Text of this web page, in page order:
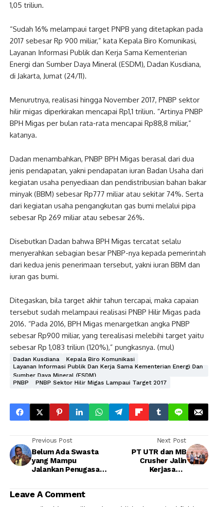
1,05 triliun.
“Sudah 16% melampaui target PNPB yang ditetapkan pada
2017 sebesar Rp 900 miliar,” kata Kepala Biro Komunikasi,
Layanan Informasi Publik dan Kerja Sama Kementerian
Energi dan Sumber Daya Mineral (ESDM), Dadan Kusdiana,
di Jakarta, Jumat (24/11).
Menurutnya, realisasi hingga November 2017, PNBP sektor
hilir migas diperkirakan mencapai Rp1,1 triliun. “Artinya PNBP
BPH Migas per bulan rata-rata mencapai Rp88,8 miliar,”
katanya.
Dadan menambahkan, PNBP BPH Migas berasal dari dua
jenis pendapatan, yakni pendapatan iuran Badan Usaha dari
kegiatan usaha penyediaan dan pendistribusian bahan bakar
minyak (BBM) sebesar Rp777 miliar atau sekitar 74%. Serta
dari kegiatan usaha pengangkutan gas bumi melalui pipa
sebesar Rp 269 miliar atau sebesar 26%.
Disebutkan Dadan bahwa BPH Migas tercatat selalu
menyerahkan sebagian besar PNBP-nya kepada pemerintah
dari kedua jenis penerimaan tersebut, yakni iuran BBM dan
iuran gas bumi.
Ditegaskan, bila target akhir tahun tercapai, maka capaian
tersebut sudah melampaui realisasi PNBP Hilir Migas pada
2016. “Pada 2016, BPH Migas menargetkan angka PNBP
sebesar Rp900 miliar, yang terealisasi melebihi target yaitu
sebesar Rp 1,083 triliun (120%),” pungkasnya. (mul)
Dadan Kusdiana
Kepala Biro Komunikasi
Layanan Informasi Publik Dan Kerja Sama Kementerian Energi Dan
Sumber Daya Mineral (ESDM)
PNBP
PNBP Sektor Hilir Migas Lampaui Target 2017
Previous Post
Belum Ada Swasta
yang Mampu
Jalankan Penugasan
Next Post
PT UTR dan MB
Crusher Jalin
Kerjasama
Leave A Comment